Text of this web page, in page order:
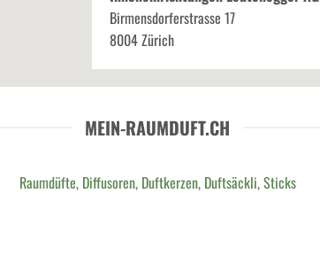
Birmensdorferstrasse 17
8004 Zürich
MEIN-RAUMDUFT.CH
Raumdüfte, Diffusoren, Duftkerzen, Duftsäckli, Sticks